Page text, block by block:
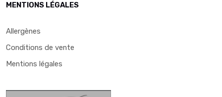
MENTIONS LÉGALES
Allergènes
Conditions de vente
Mentions légales